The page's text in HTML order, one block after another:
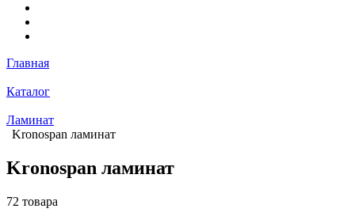
Главная
Каталог
Ламинат
Kronospan ламинат
Kronospan ламинат
72 товара